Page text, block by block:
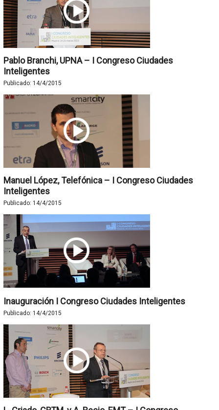
Pablo Branchi, UPNA – I Congreso Ciudades
Inteligentes
Publicado: 14/4/2015
Manuel López, Telefónica – I Congreso Ciudades
Inteligentes
Publicado: 14/4/2015
Inauguración I Congreso Ciudades Inteligentes
Publicado: 14/4/2015